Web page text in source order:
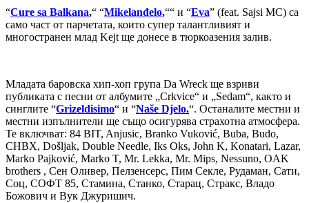
“Cure sa Balkana,“ “Mikelanđelo,““ и “Eva” (feat. Sajsi MC) са
само част от парчетата, които супер талантливият и
многостранен млад Kejt ще донесе в тюркоазения залив.
Младата баровска хип-хоп група Da Wreck ще взриви
публиката с песни от албумите „Crkvice“ и „Sedam“, както и
синглите “Grizeldisimo“ и “Naše Djelo.“. Останалите местни и
местни изпълнители ще също осигурява страхотна атмосфера.
Те включват: 84 BIT, Anjusic, Branko Vuković, Buba, Budo,
CHBX, Došljak, Double Needle, Iks Oks, John K, Konatari, Lazar,
Marko Pajković, Marko T, Mr. Lekka, Mr. Mips, Nessuno, OAK
brothers , Сен Оливер, Пелзенсерс, Пим Секле, Рудаман, Сати,
Соц, СОФТ 85, Стамина, Станко, Старац, Стракс, Владо
Божович и Вук Джуришич.